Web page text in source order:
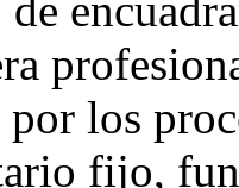
los
fijo,